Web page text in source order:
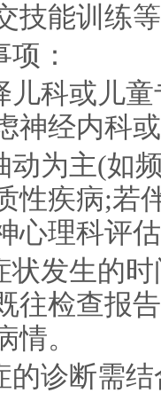
技能训练
：
儿科或儿
神经内科
动为主(如
性疾病;若
心理科评
状发生的
往检查报
情。
的诊断需